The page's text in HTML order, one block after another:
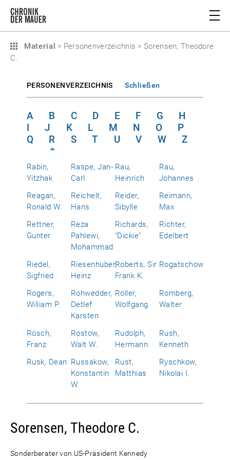
Material > Personenverzeichnis > Sorensen, Theodore
C.
PERSONENVERZEICHNIS Schließen
A B C D E F G
H
I
J K L M N O
P
Q
R S T U V W Z
Rabin,
Yitzhak
Raspe, Jan-
Carl
Rau,
Heinrich
Rau,
Johannes
Reagan,
Ronald W.
Reichelt,
Hans
Reider,
Sibylle
Reimann,
Max
Rettner,
Gunter
Reza
Pahlewi,
Mohammad
Richards,
"Dickie"
Richter,
Edelbert
Riedel,
Sigfried
Riesenhuber,
Heinz
Roberts, Sir
Frank K.
Rogatschow
Rogers,
William P.
Rohwedder,
Detlef
Karsten
Röller,
Wolfgang
Romberg,
Walter
Rösch,
Franz
Rostow,
Walt W.
Rudolph,
Hermann
Rush,
Kenneth
Rusk, Dean Russakow,
Konstantin
W.
Rust,
Matthias
Ryschkow,
Nikolai I.
Sorensen, Theodore C.
Sonderberater von US-Präsident Kennedy